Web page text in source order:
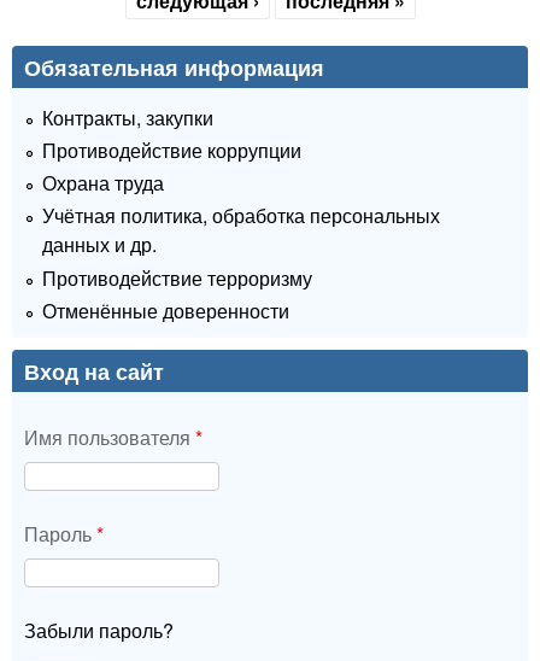
Обязательная информация
Контракты, закупки
Противодействие коррупции
Охрана труда
Учётная политика, обработка персональных
данных и др.
Противодействие терроризму
Отменённые доверенности
Вход на сайт
Имя пользователя *
Пароль*
Забыли пароль?